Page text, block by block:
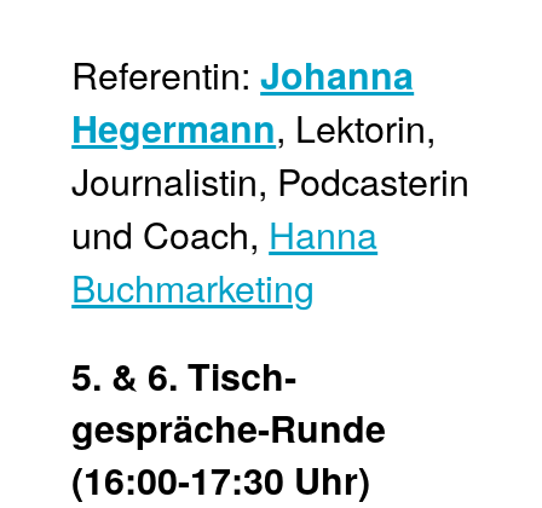
Referentin:Johanna
Hegermann, Lektorin,
Journalistin, Podcasterin
und Coach, Hanna
Buchmarketing
5. & 6. Tisch­
gespräche-Runde
(16:00-17:30 Uhr)